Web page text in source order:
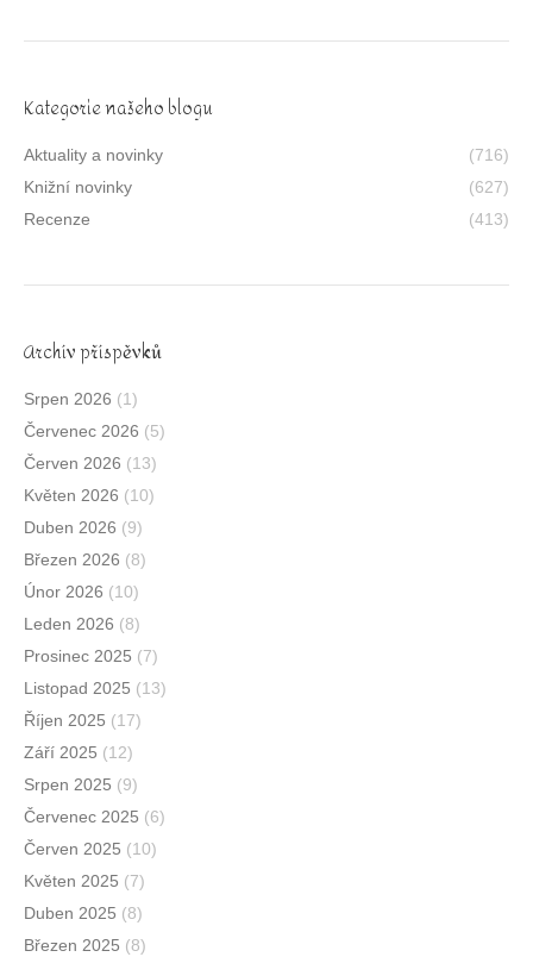
Kategorie našeho blogu
Aktuality a novinky
(716)
Knižní novinky
(627)
Recenze
(413)
Archív příspěvků
Srpen 2026 (1)
Červenec 2026 (5)
Červen 2026 (13)
Květen 2026 (10)
Duben 2026 (9)
Březen 2026 (8)
Únor 2026 (10)
Leden 2026 (8)
Prosinec 2025 (7)
Listopad 2025 (13)
Říjen 2025 (17)
Září 2025 (12)
Srpen 2025 (9)
Červenec 2025 (6)
Červen 2025 (10)
Květen 2025 (7)
Duben 2025 (8)
Březen 2025 (8)